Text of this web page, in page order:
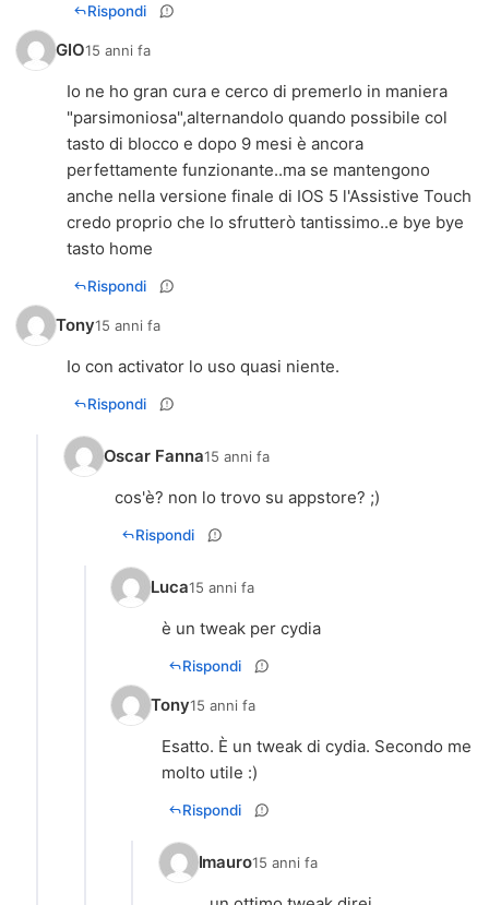
Rispondi
GIO15 anni fa
Io ne ho gran cura e cerco di premerlo in maniera
"parsimoniosa",alternandolo quando possibile col
tasto di blocco e dopo 9 mesi è ancora
perfettamente funzionante..ma se mantengono
anche nella versione finale di IOS 5 l'Assistive Touch
credo proprio che lo sfrutterò tantissimo..e bye bye
tasto home
Rispondi
Tony15 anni fa
Io con activator lo uso quasi niente.
Rispondi
Oscar Fanna15 anni fa
cos'è? non lo trovo su appstore? ;)
Rispondi
Luca15 anni fa
è un tweak per cydia
Rispondi
Tony15 anni fa
Esatto. È un tweak di cydia. Secondo me
molto utile :)
Rispondi
Imauro15 anni fa